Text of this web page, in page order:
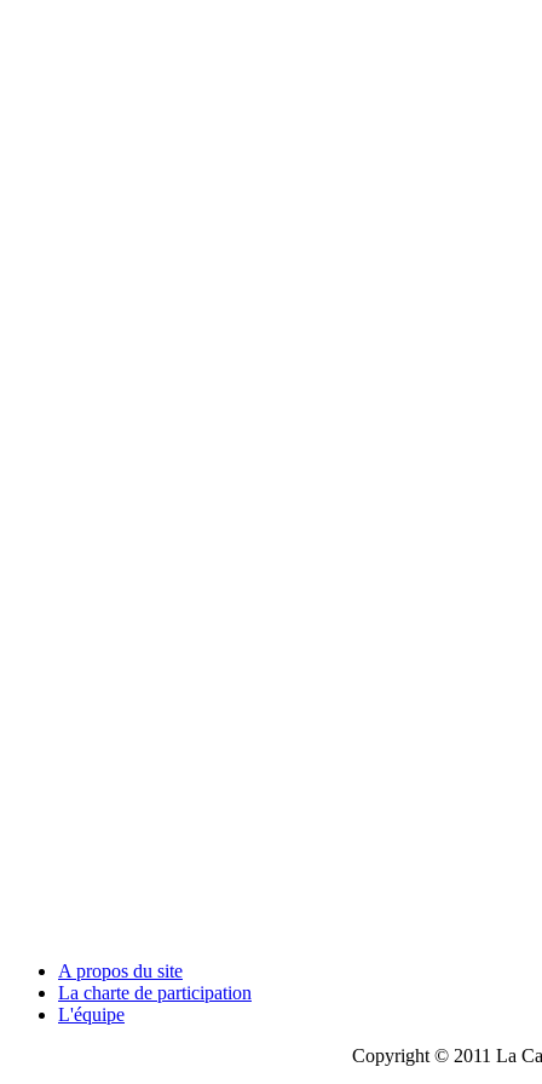
A propos du site
La charte de participation
L'équipe
Copyright © 2011 La